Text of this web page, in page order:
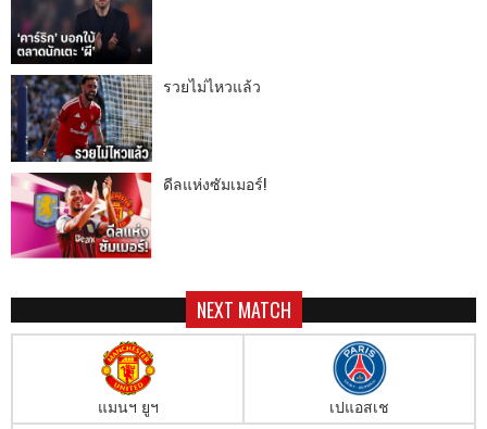
รวยไม่ไหวแล้ว
ดีลแห่งซัมเมอร์!
NEXT MATCH
แมนฯ ยูฯ เปแอสเช